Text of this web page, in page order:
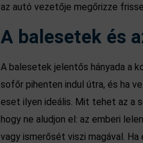
az autó vezetője megőrizze
A balesetek és
A balesetek jelentős hányada a
sofőr pihenten indul útra, és ha
eset ilyen ideális. Mit tehet az a
hogy ne aludjon el: az emberi
vagy ismerősét viszi magával.